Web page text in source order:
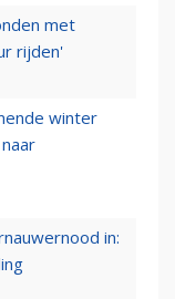
met
rijden'
winter
in: